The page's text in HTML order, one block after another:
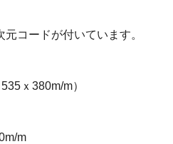
コードが付いています。
ｘ380m/m）
m